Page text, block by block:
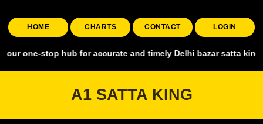
HOME CHARTS CONTACT LOGIN
hub for accurate and timely Delhi bazar satta king,
A1 SATTA KING